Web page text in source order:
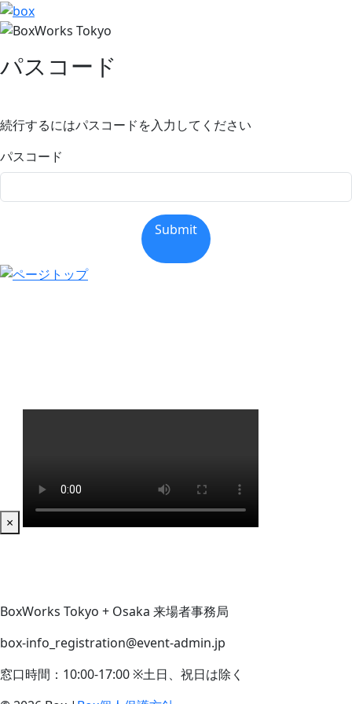
パスコード
続行するにはパスコードを入力してください
パスコード
Submit
BoxWorks Tokyo + Osaka 来場者事務局
box-info_registration@event-admin.jp
窓口時間：10:00-17:00 ※土日、祝日は除く
×